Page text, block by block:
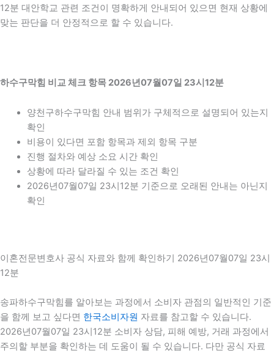
12분 대안학교 관련 조건이 명확하게 안내되어 있으면 현재 상황에
맞는 판단을 더 안정적으로 할 수 있습니다.
하수구막힘 비교 체크 항목 2026년07월07일 23시12분
양천구하수구막힘 안내 범위가 구체적으로 설명되어 있는지
확인
비용이 있다면 포함 항목과 제외 항목 구분
진행 절차와 예상 소요 시간 확인
상황에 따라 달라질 수 있는 조건 확인
2026년07월07일 23시12분 기준으로 오래된 안내는 아닌지
확인
이혼전문변호사 공식 자료와 함께 확인하기 2026년07월07일 23시
12분
송파하수구막힘를 알아보는 과정에서 소비자 관점의 일반적인 기준
을 함께 보고 싶다면 한국소비자원 자료를 참고할 수 있습니다.
2026년07월07일 23시12분 소비자 상담, 피해 예방, 거래 과정에서
주의할 부분을 확인하는 데 도움이 될 수 있습니다. 다만 공식 자료